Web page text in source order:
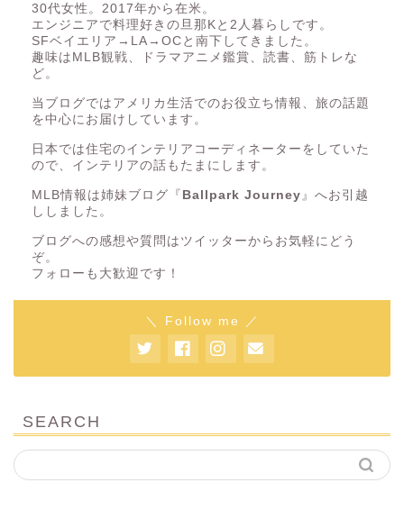
30代女性。2017年から在米。
エンジニアで料理好きの旦那Kと2人暮らしです。
SFベイエリア→LA→OCと南下してきました。
趣味はMLB観戦、ドラマアニメ鑑賞、読書、筋トレな
ど。
当ブログではアメリカ生活でのお役立ち情報、旅の話題
を中心にお届けしています。
日本では住宅のインテリアコーディネーターをしていた
ので、インテリアの話もたまにします。
MLB情報は姉妹ブログ『 Ballpark Journey 』へお引越
ししました。
ブログへの感想や質問はツイッターからお気軽にどう
ぞ。
フォローも大歓迎です！
＼ Follow me ／
SEARCH